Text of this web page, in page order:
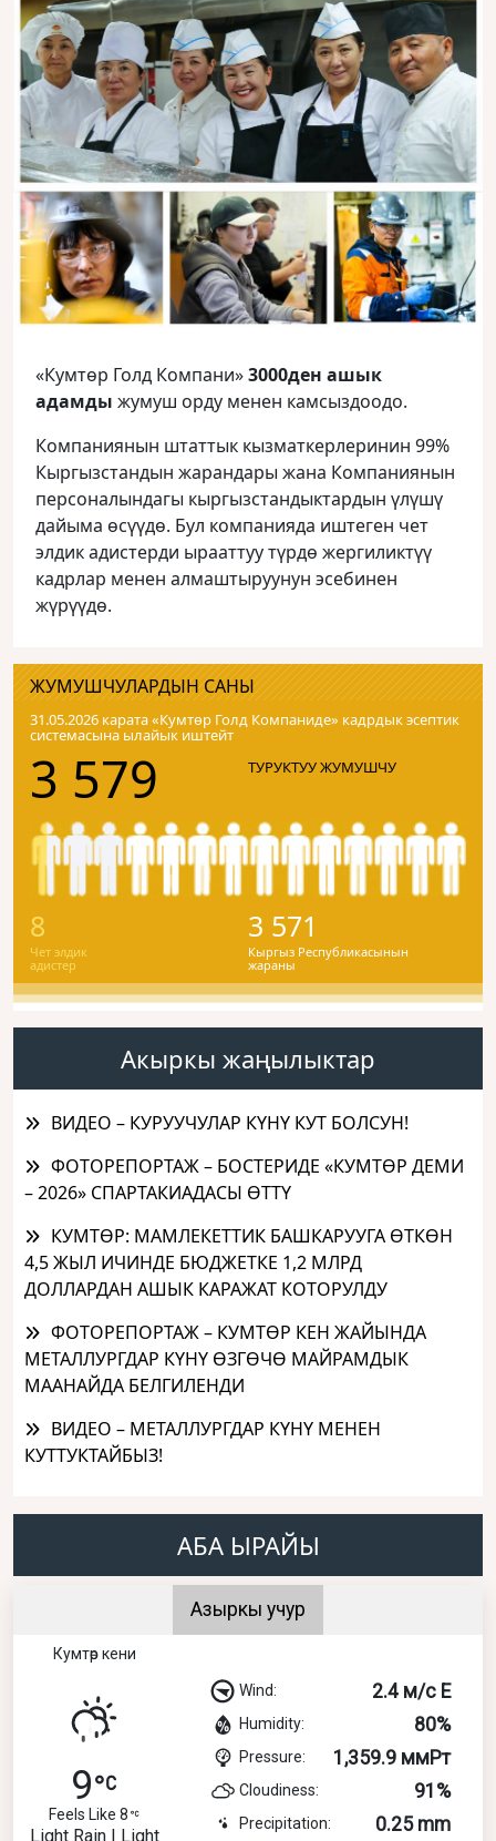
«Кумтөр Голд Компани»3000ден ашык
адамды жумуш орду менен камсыздоодо.
Компаниянын штаттык кызматкерлеринин 99%
Кыргызстандын жарандары жана Компаниянын
персоналындагы кыргызстандыктардын үлүшү
дайыма өсүүдө. Бул компанияда иштеген чет
элдик адистерди ырааттуу түрдө жергиликтүү
кадрлар менен алмаштыруунун эсебинен
жүрүүдө.
ЖУМУШЧУЛАРДЫН САНЫ
31.05.2026 карата «Кумтɵр Голд Компаниде» кадрдык эсептик
системасына ылайык иштейт
3 579 ТУРУКТУУ ЖУМУШЧУ
8
Чет элдик
адистер
3 571
Кыргыз Республикасынын
жараны
Акыркы жаңылыктар
ВИДЕО – КУРУУЧУЛАР КҮНҮ КУТ БОЛСУН!
ФОТОРЕПОРТАЖ – БОСТЕРИДЕ «КУМТӨР ДЕМИ
– 2026» СПАРТАКИАДАСЫ ӨТТҮ
КУМТӨР: МАМЛЕКЕТТИК БАШКАРУУГА ӨТКӨН
4,5 ЖЫЛ ИЧИНДЕ БЮДЖЕТКЕ 1,2 МЛРД
ДОЛЛАРДАН АШЫК КАРАЖАТ КОТОРУЛДУ
ФОТОРЕПОРТАЖ – КУМТӨР КЕН ЖАЙЫНДА
МЕТАЛЛУРГДАР КҮНҮ ӨЗГӨЧӨ МАЙРАМДЫК
МААНАЙДА БЕЛГИЛЕНДИ
ВИДЕО – МЕТАЛЛУРГДАР КҮНҮ МЕНЕН
КУТТУКТАЙБЫЗ!
АБА ЫРАЙЫ
Азыркы учур
Кумтөр кени
9
Feels Like 8
Light Rain | Light
Wind: 2.4 м/с E
Humidity: 80%
Pressure: 1,359.9 ммРт
Cloudiness: 91%
Precipitation: 0.25 mm